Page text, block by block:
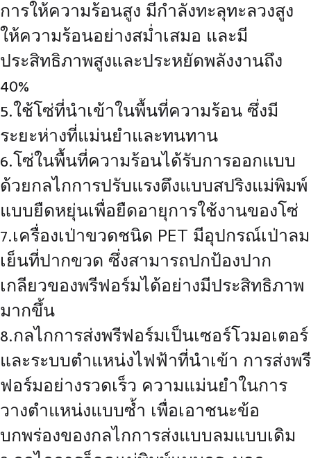
การให้ความร้อนสูง มีกำลังทะลุทะลวงสูง
ให้ความร้อนอย่างสม่ำเสมอ และมี
ประสิทธิภาพสูงและประหยัดพลังงานถึง
40%
5.ใช้โซ่ที่นำเข้าในพื้นที่ความร้อน ซึ่งมี
ระยะห่างที่แม่นยำและทนทาน
6.โซ่ในพื้นที่ความร้อนได้รับการออกแบบ
ด้วยกลไกการปรับแรงตึงแบบสปริงแม่พิมพ์
แบบยืดหยุ่นเพื่อยืดอายุการใช้งานของโซ่
7.เครื่องเป่าขวดชนิด PET มีอุปกรณ์เป่าลม
เย็นที่ปากขวด ซึ่งสามารถปกป้องปาก
เกลียวของพรีฟอร์มได้อย่างมีประสิทธิภาพ
มากขึ้น
8.กลไกการส่งพรีฟอร์มเป็นเซอร์โวมอเตอร์
และระบบตำแหน่งไฟฟ้าที่นำเข้า การส่งพรี
ฟอร์มอย่างรวดเร็ว ความแม่นยำในการ
วางตำแหน่งแบบซ้ำ เพื่อเอาชนะข้อ
บกพร่องของกลไกการส่งแบบลมแบบเดิม